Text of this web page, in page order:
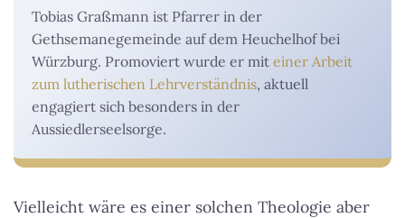
Tobias Graßmann ist Pfarrer in der
Gethsemanegemeinde auf dem Heuchelhof bei
Würzburg. Promoviert wurde er mit einer Arbeit
zum lutherischen Lehrverständnis, aktuell
engagiert sich besonders in der
Aussiedlerseelsorge.
Vielleicht wäre es einer solchen Theologie aber